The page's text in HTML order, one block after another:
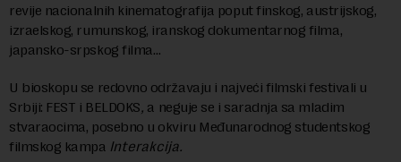
revije nacionalnih kinematografija poput finskog, austrijskog,
izraelskog, rumunskog, iranskog dokumentarnog filma,
japansko-srpskog filma…
U bioskopu se redovno održavaju i najveći filmski festivali u
Srbiji: FEST i BELDOKS, a neguje se i saradnja sa mladim
stvaraocima, posebno u okviru Međunarodnog studentskog
filmskog kampa Interakcija.